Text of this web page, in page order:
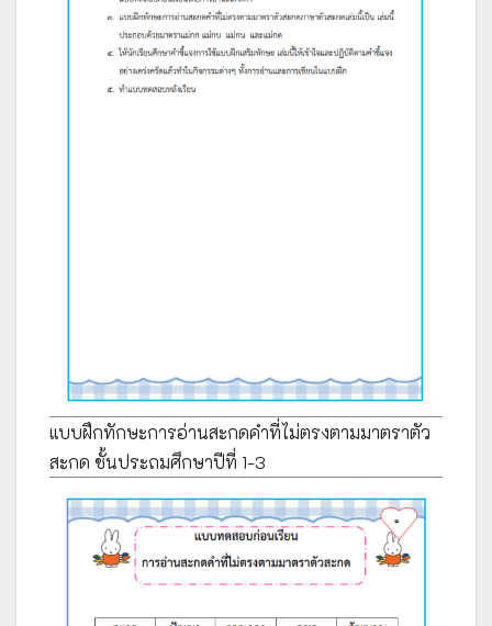
แบบฝึกทักษะการอ่านสะกดคำที่ไม่ตรงตามมาตราตัว
สะกด ชั้นประถมศึกษาปีที่ 1-3